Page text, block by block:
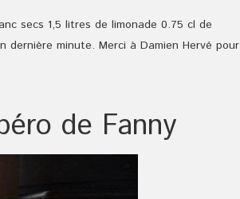
secs 1,5 litres de limonade 0.75 cl de
minute. Merci à Damien Hervé pour
de Fanny